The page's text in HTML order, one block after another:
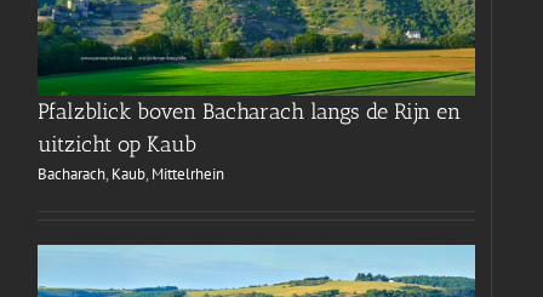
Pfalzblick boven Bacharach langs de Rijn en
uitzicht op Kaub
Bacharach, Kaub, Mittelrhein